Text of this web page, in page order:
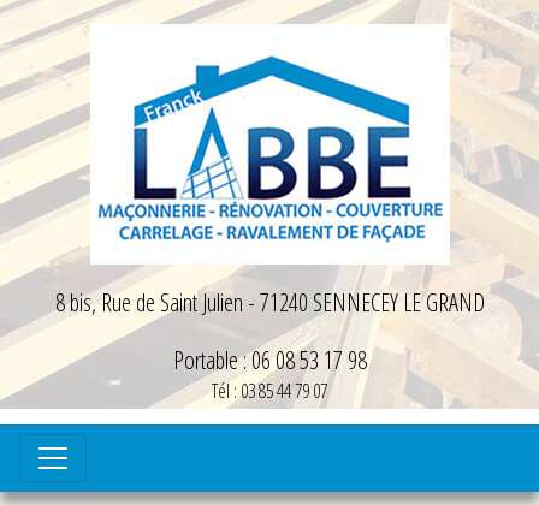
8 bis, Rue de Saint Julien - 71240 SENNECEY LE GRAND
Portable : 06 08 53 17 98
Tél : 03 85 44 79 07